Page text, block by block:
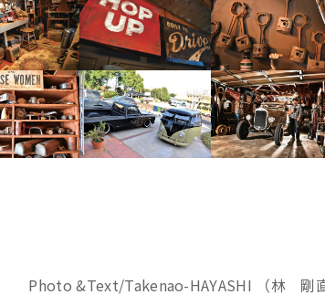
Photo &Text/Takenao-HAYASHI （林 剛